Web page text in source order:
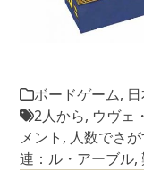
ボードゲーム,
2人から, ウヴェ
メント , 人数でさ
連：ル・アーブル,